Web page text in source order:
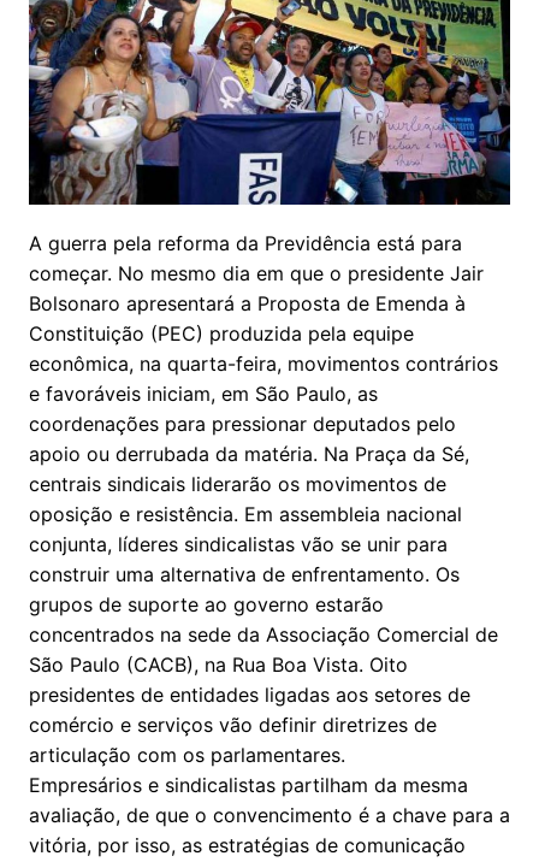
A guerra pela reforma da Previdência está para
começar. No mesmo dia em que o presidente Jair
Bolsonaro apresentará a Proposta de Emenda à
Constituição (PEC) produzida pela equipe
econômica, na quarta-feira, movimentos contrários
e favoráveis iniciam, em São Paulo, as
coordenações para pressionar deputados pelo
apoio ou derrubada da matéria. Na Praça da Sé,
centrais sindicais liderarão os movimentos de
oposição e resistência. Em assembleia nacional
conjunta, líderes sindicalistas vão se unir para
construir uma alternativa de enfrentamento. Os
grupos de suporte ao governo estarão
concentrados na sede da Associação Comercial de
São Paulo (CACB), na Rua Boa Vista. Oito
presidentes de entidades ligadas aos setores de
comércio e serviços vão definir diretrizes de
articulação com os parlamentares.
Empresários e sindicalistas partilham da mesma
avaliação, de que o convencimento é a chave para a
vitória, por isso, as estratégias de comunicação